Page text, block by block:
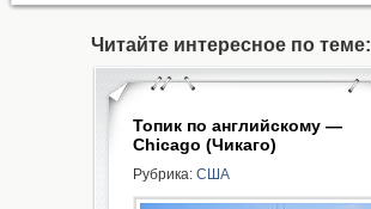
Читайте интересное по теме:
Топик по английскому —
Chicago (Чикаго)
Рубрика: США